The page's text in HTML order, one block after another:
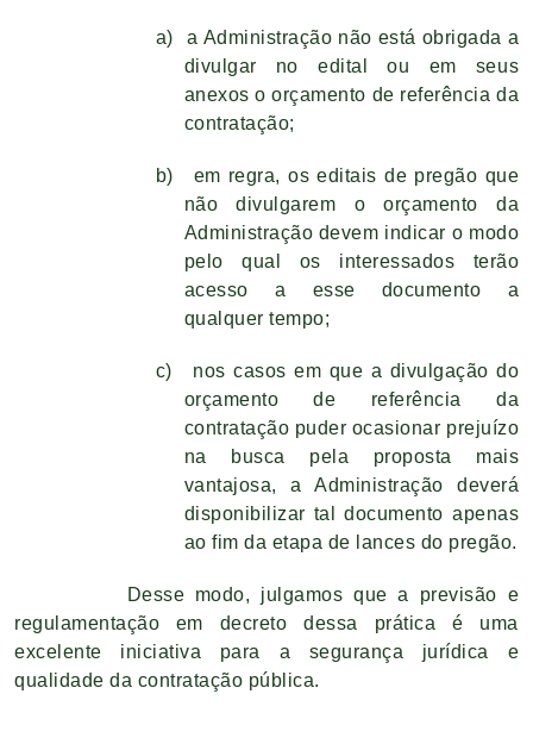
a)
a Administração não está obrigada a
divulgar no edital ou em seus
anexos o orçamento de referência da
contratação;
b)
em regra, os editais de pregão que
não divulgarem o orçamento da
Administração devem indicar o modo
pelo qual os interessados terão
acesso a esse documento a
qualquer tempo;
c)
nos casos em que a divulgação do
orçamento de referência da
contratação puder ocasionar prejuízo
na busca pela proposta mais
vantajosa, a Administração deverá
disponibilizar tal documento apenas
ao fim da etapa de lances do pregão.
Desse modo, julgamos que a previsão e
regulamentação em decreto dessa prática é uma
excelente iniciativa para a segurança jurídica e
qualidade da contratação pública.